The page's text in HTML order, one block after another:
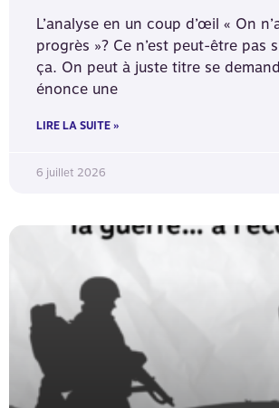
L’analyse en un coup d’œil « On
progrès »? Ce n’est peut-être pas
ça. On peut à juste titre se
énonce une
LIRE LA SUITE »
6 juillet 2026